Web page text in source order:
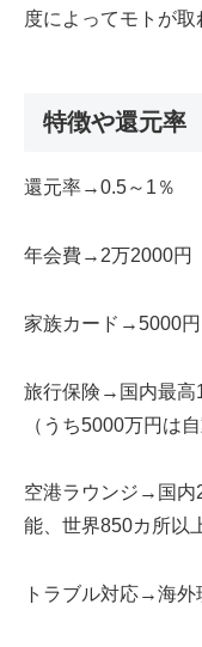
度によってモトが取
特徴や還元率
還元率→0.5～1％
年会費→2万2000円
家族カード→5000円
旅行保険→国内最高
（うち5000万円は自
空港ラウンジ→国内
能、世界850カ所以
トラブル対応→海外